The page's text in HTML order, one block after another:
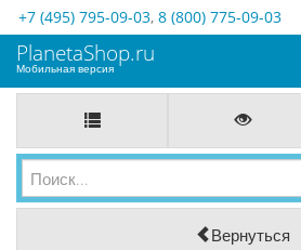
+7 (495) 795-09-03, 8 (800) 775-09-03
PlanetaShop.ru
Мобильная версия
Вернуться